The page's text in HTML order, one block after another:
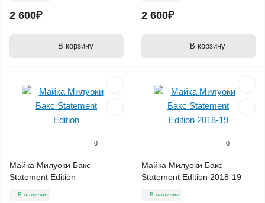
2 600₽
В корзину
2 600₽
В корзину
0
Майка Милуоки Бакс
Statement Edition
В наличии
0
Майка Милуоки Бакс
Statement Edition 2018-19
В наличии